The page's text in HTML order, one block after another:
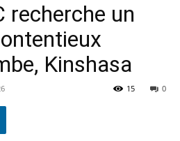
recherche un
Kinshasa
0
15